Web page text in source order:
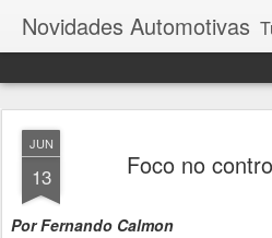
Novidades Automotivas
JUN
13 Foco no
Por Fernando Calmon